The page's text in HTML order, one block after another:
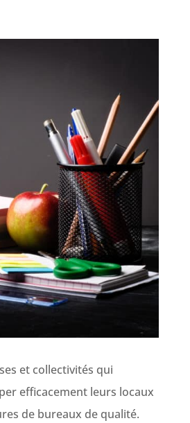
et collectivités qui
efficacement leurs locaux
de bureaux de qualité.